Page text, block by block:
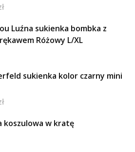
Luźna sukienka bombka z
Różowy L/XL
sukienka kolor czarny mini
koszulowa w kratę